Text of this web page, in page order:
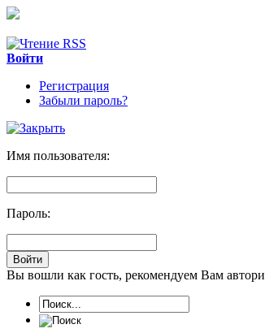
Войти
Регистрация
Забыли пароль?
Имя пользователя:
Пароль:
Вы вошли как гость, рекомендуем Вам